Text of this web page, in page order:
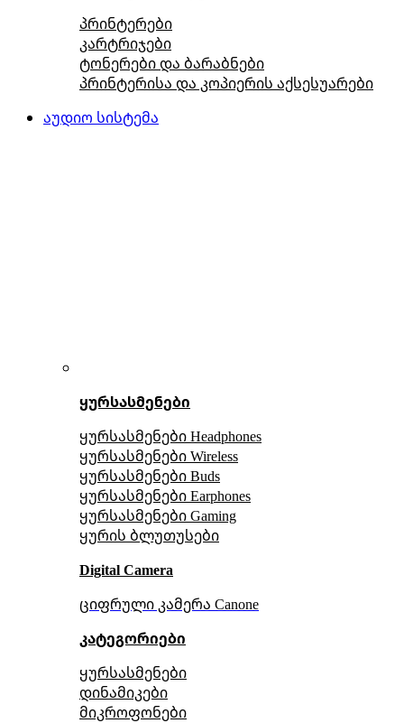
პრინტერები
კარტრიჯები
ტონერები და ბარაბნები
პრინტერისა და კოპიერის აქსესუარები
აუდიო სისტემა
ყურსასმენები
ყურსასმენები Headphones
ყურსასმენები Wireless
ყურსასმენები Buds
ყურსასმენები Earphones
ყურსასმენები Gaming
ყურის ბლუთუსები
Digital Camera
ციფრული კამერა Сanone
კატეგორიები
ყურსასმენები
დინამიკები
მიკროფონები